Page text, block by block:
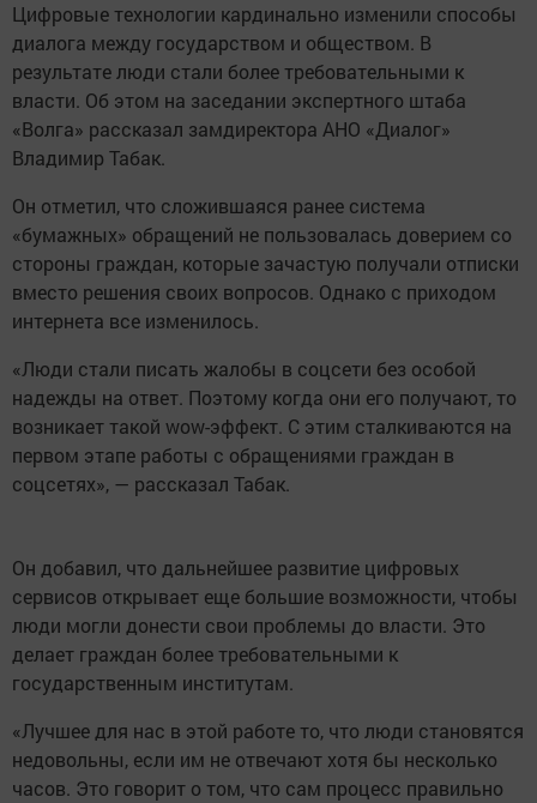
Цифровые технологии кардинально изменили способы
диалога между государством и обществом. В
результате люди стали более требовательными к
власти. Об этом на заседании экспертного штаба
«Волга» рассказал замдиректора АНО «Диалог»
Владимир Табак.
Он отметил, что сложившаяся ранее система
«бумажных» обращений не пользовалась доверием со
стороны граждан, которые зачастую получали отписки
вместо решения своих вопросов. Однако с приходом
интернета все изменилось.
«Люди стали писать жалобы в соцсети без особой
надежды на ответ. Поэтому когда они его получают, то
возникает такой wow-эффект. С этим сталкиваются на
первом этапе работы с обращениями граждан в
соцсетях», — рассказал Табак.
Он добавил, что дальнейшее развитие цифровых
сервисов открывает еще большие возможности, чтобы
люди могли донести свои проблемы до власти. Это
делает граждан более требовательными к
государственным институтам.
«Лучшее для нас в этой работе то, что люди становятся
недовольны, если им не отвечают хотя бы несколько
часов. Это говорит о том, что сам процесс правильно